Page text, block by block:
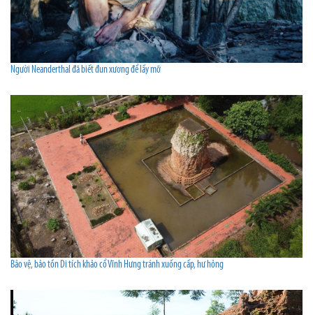
Người Neanderthal đã biết đun xương để lấy mỡ
Bảo vệ, bảo tồn Di tích khảo cổ Vĩnh Hưng tránh xuống cấp, hư hỏng